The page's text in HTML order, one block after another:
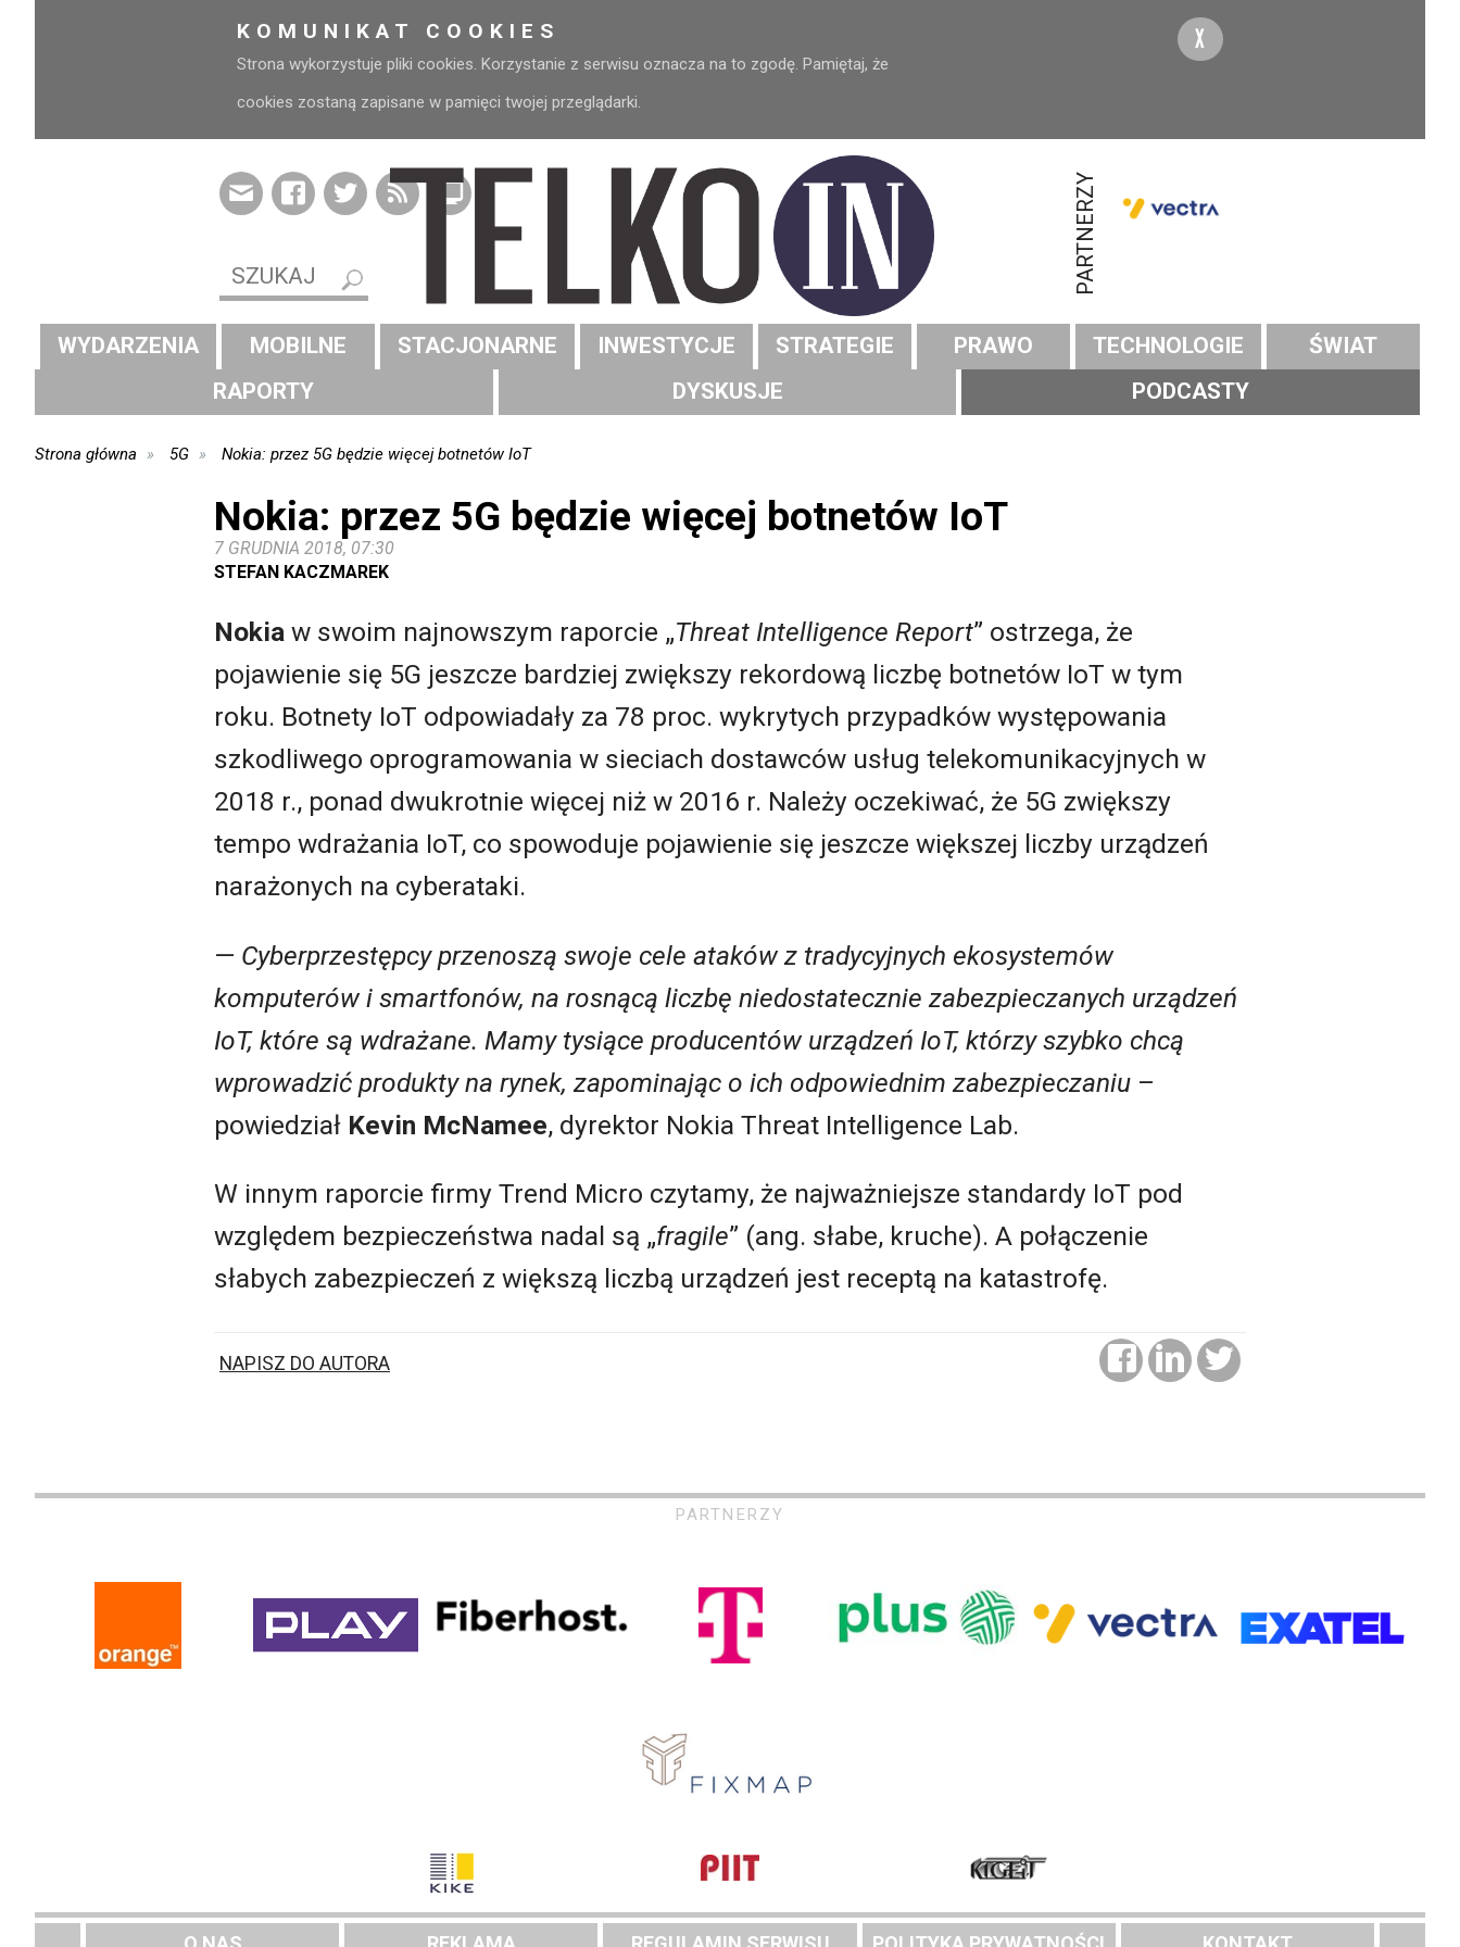
KOMUNIKAT COOKIES
Strona wykorzystuje pliki cookies. Korzystanie z serwisu oznacza na to zgodę. Pamiętaj, że
cookies zostaną zapisane w pamięci twojej przeglądarki.
X
PARTNERZY
WYDARZENIA MOBILNE STACJONARNE INWESTYCJE STRATEGIE PRAWO TECHNOLOGIE
ŚWIAT
RAPORTY
DYSKUSJE PODCASTY
Strona główna 5G Nokia: przez 5G będzie więcej botnetów IoT
Nokia: przez 5G będzie więcej botnetów IoT
7 GRUDNIA 2018, 07:30
STEFAN KACZMAREK
Nokia w swoim najnowszym raporcie „Threat Intelligence Report” ostrzega, że
pojawienie się 5G jeszcze bardziej zwiększy rekordową liczbę botnetów IoT w tym
roku. Botnety IoT odpowiadały za 78 proc. wykrytych przypadków występowania
szkodliwego oprogramowania w sieciach dostawców usług telekomunikacyjnych w
2018 r., ponad dwukrotnie więcej niż w 2016 r. Należy oczekiwać, że 5G zwiększy
tempo wdrażania IoT, co spowoduje pojawienie się jeszcze większej liczby urządzeń
narażonych na cyberataki.
— Cyberprzestępcy przenoszą swoje cele ataków z tradycyjnych ekosystemów
komputerów i smartfonów, na rosnącą liczbę niedostatecznie zabezpieczanych urządzeń
IoT, które są wdrażane. Mamy tysiące producentów urządzeń IoT, którzy szybko chcą
wprowadzić produkty na rynek, zapominając o ich odpowiednim zabezpieczaniu –
powiedział Kevin McNamee, dyrektor Nokia Threat Intelligence Lab.
W innym raporcie firmy Trend Micro czytamy, że najważniejsze standardy IoT pod
względem bezpieczeństwa nadal są „fragile” (ang. słabe, kruche). A połączenie
słabych zabezpieczeń z większą liczbą urządzeń jest receptą na katastrofę.
NAPISZ DO AUTORA
PARTNERZY